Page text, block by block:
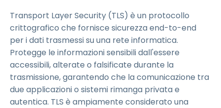
Transport Layer Security (TLS) è un protocollo
crittografico che fornisce sicurezza end-to-end
per i dati trasmessi su una rete informatica.
Protegge le informazioni sensibili dall'essere
accessibili, alterate o falsificate durante la
trasmissione, garantendo che la comunicazione tra
due applicazioni o sistemi rimanga privata e
autentica. TLS è ampiamente considerato una